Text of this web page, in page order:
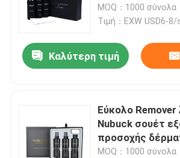
προσοχής
τσάντες
MOQ：1000 σύνολα
Τιμή：EXW USD6-
Καλύτερη τιμή
Εύκολο
Nubuck σουέτ
προσοχής
Nubuck PU
MOQ：1000 σύνολα